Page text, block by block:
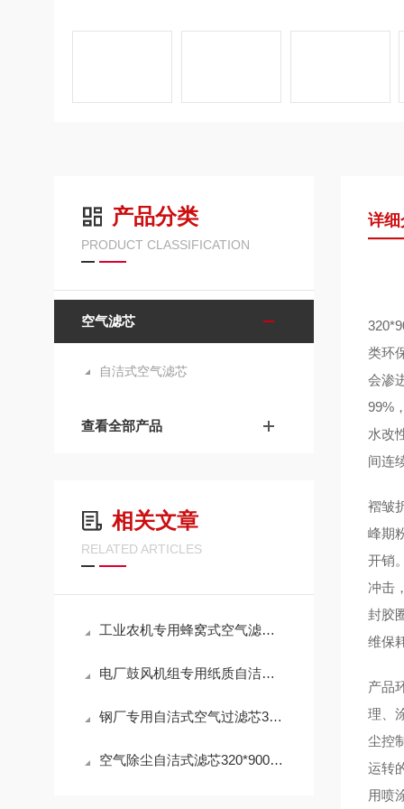
产品分类
PRODUCT CLASSIFICATION
空气滤芯
自洁式空气滤芯
查看全部产品
相关文章
RELATED ARTICLES
工业农机专用蜂窝式空气滤芯AL172781技术参数
电厂鼓风机组专用纸质自洁式空气滤芯320*900选购指南
钢厂专用自洁式空气过滤芯320*900mm操作使用
空气除尘自洁式滤芯320*900mm 性能
详细
类环
会渗
99%
水改
间连
褶皱
峰期
开销
冲击
封胶
维保
产品
理、
尘控
运转
用喷